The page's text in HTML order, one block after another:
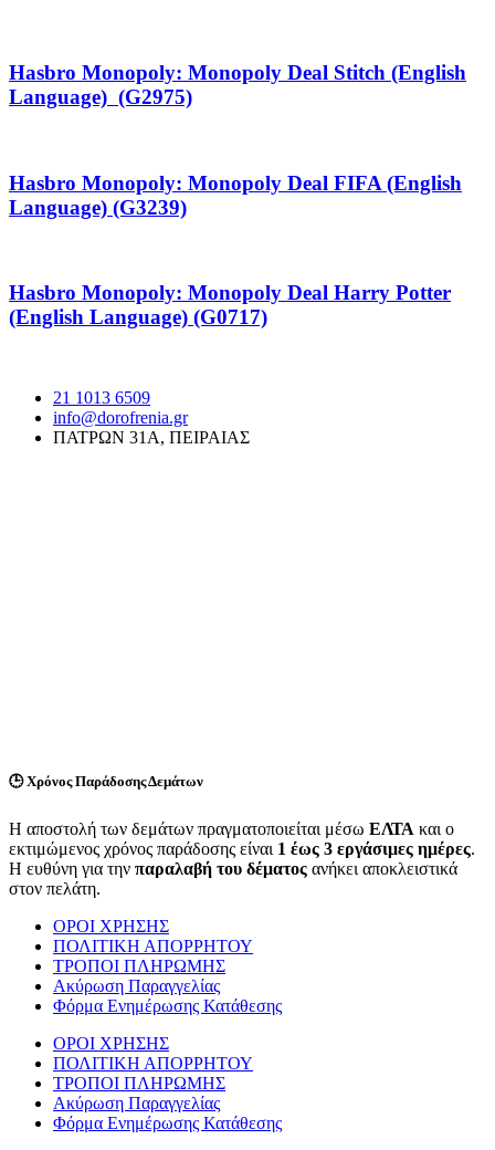
Hasbro Monopoly: Monopoly Deal Stitch (English
Language) (G2975)
Hasbro Monopoly: Monopoly Deal FIFA (English
Language) (G3239)
Hasbro Monopoly: Monopoly Deal Harry Potter
(English Language) (G0717)
21 1013 6509
info@dorofrenia.gr
ΠΑΤΡΩΝ 31Α, ΠΕΙΡΑΙΑΣ
🕒Χρόνος Παράδοσης Δεμάτων
Η αποστολή των δεμάτων πραγματοποιείται μέσω ΕΛΤΑ και ο
εκτιμώμενος χρόνος παράδοσης είναι 1 έως 3 εργάσιμες ημέρες.
Η ευθύνη για την παραλαβή του δέματος ανήκει αποκλειστικά
στον πελάτη.
ΟΡΟΙ ΧΡΗΣΗΣ
ΠΟΛΙΤΙΚΗ ΑΠΟΡΡΗΤΟΥ
ΤΡΟΠΟΙ ΠΛΗΡΩΜΗΣ
Ακύρωση Παραγγελίας
Φόρμα Ενημέρωσης Κατάθεσης
ΟΡΟΙ ΧΡΗΣΗΣ
ΠΟΛΙΤΙΚΗ ΑΠΟΡΡΗΤΟΥ
ΤΡΟΠΟΙ ΠΛΗΡΩΜΗΣ
Ακύρωση Παραγγελίας
Φόρμα Ενημέρωσης Κατάθεσης